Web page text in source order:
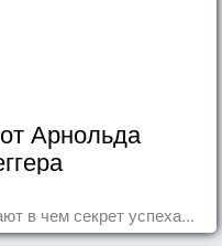
Арнольда
в чем секрет успеха...